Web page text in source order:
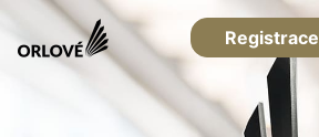
Registrace